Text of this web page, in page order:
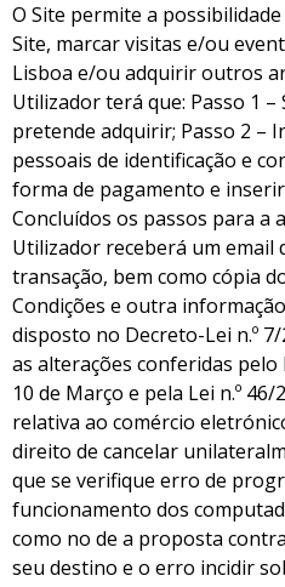
O Site permite a
Site, marcar visitas e/ou
Lisboa e/ou adquirir outros
Utilizador terá que: Passo 1
pretende adquirir; Passo 2 –
pessoais de identificação e
forma de pagamento e
Concluídos os passos para a
Utilizador receberá um email
transação, bem como cópia
Condições e outra
disposto no Decreto-Lei n.º
as alterações conferidas pelo
10 de Março e pela Lei n.º
relativa ao comércio
direito de cancelar
que se verifique erro de
funcionamento dos
como no de a proposta
seu destino e o erro incidir